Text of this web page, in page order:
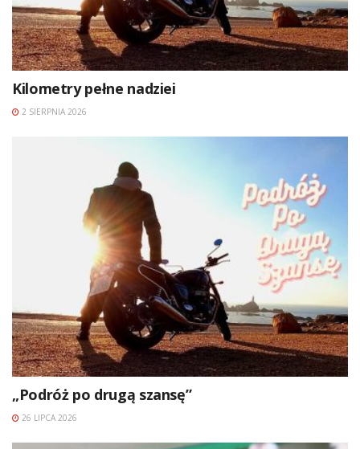
Kilometry pełne nadziei
2 SIERPNIA 2026
„Podróż po drugą szansę”
26 LIPCA 2026